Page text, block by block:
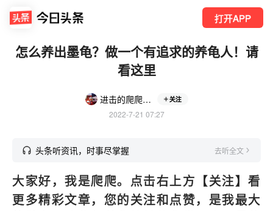
打开APP
怎么养出墨龟？做一个有追求的养龟人！请
看这里
进击的爬爬（养龟版） 关注
2022-7-21 07:27
头条听资讯，时事尽掌握 去听全文
大家好，我是爬爬。点击右上方【关注】看
更多精彩文章，您的关注和点赞，是我最大